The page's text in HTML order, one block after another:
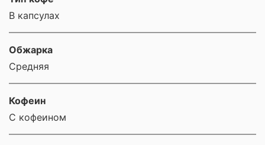
В капсулах
Обжарка
Средняя
Кофеин
С кофеином